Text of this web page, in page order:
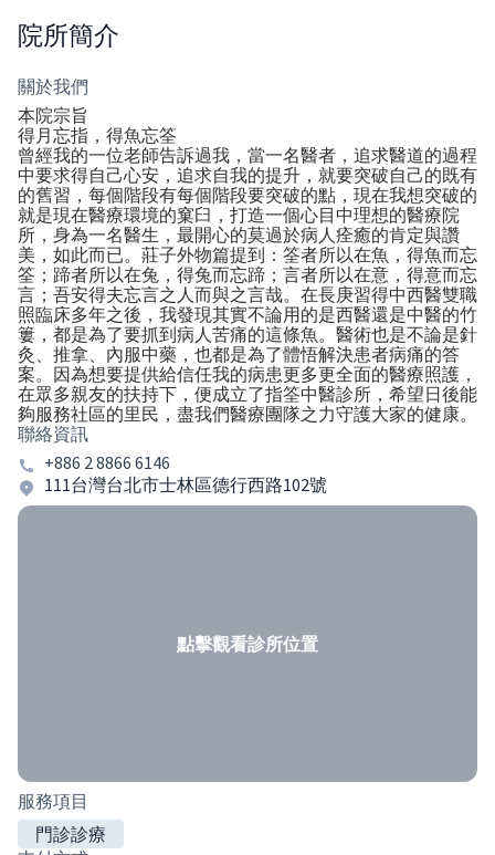
院所簡介
關於我們
本院宗旨
得月忘指，得魚忘筌
曾經我的一位老師告訴過我，當一名醫者，追求醫道的過程
中要求得自己心安，追求自我的提升，就要突破自己的既有
的舊習，每個階段有每個階段要突破的點，現在我想突破的
就是現在醫療環境的窠臼，打造一個心目中理想的醫療院
所，身為一名醫生，最開心的莫過於病人痊癒的肯定與讚
美，如此而已。莊子外物篇提到：筌者所以在魚，得魚而忘
筌；蹄者所以在兔，得兔而忘蹄；言者所以在意，得意而忘
言；吾安得夫忘言之人而與之言哉。在長庚習得中西醫雙職
照臨床多年之後，我發現其實不論用的是西醫還是中醫的竹
簍，都是為了要抓到病人苦痛的這條魚。醫術也是不論是針
灸、推拿、內服中藥，也都是為了體悟解決患者病痛的答
案。因為想要提供給信任我的病患更多更全面的醫療照護，
在眾多親友的扶持下，便成立了指筌中醫診所，希望日後能
夠服務社區的里民，盡我們醫療團隊之力守護大家的健康。
聯絡資訊
+886 2 8866 6146
111台灣台北市士林區德行西路102號
點擊觀看診所位置
服務項目
門診診療